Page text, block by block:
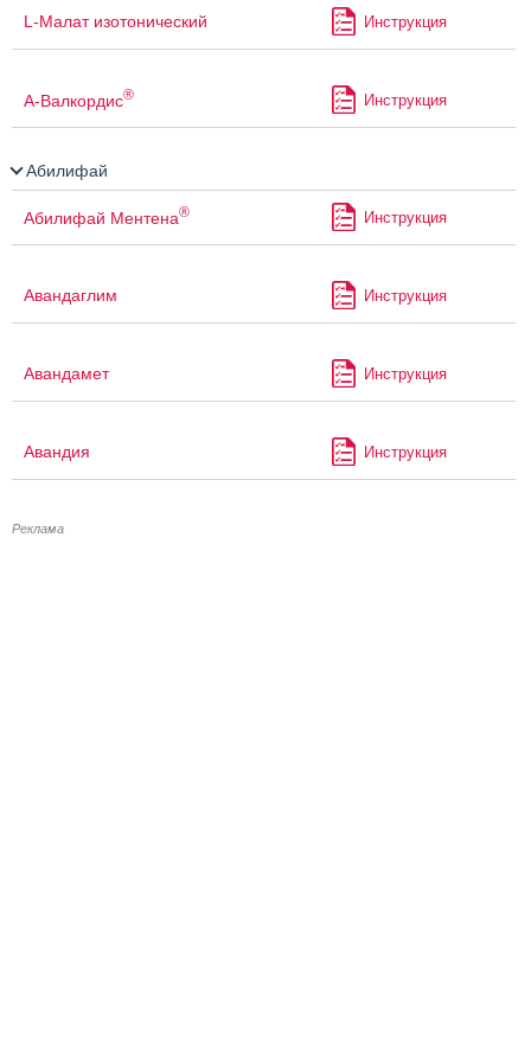
L-Малат изотонический Инструкция
А-Валкордис® Инструкция
Абилифай
Абилифай Ментена® Инструкция
Авандаглим Инструкция
Авандамет Инструкция
Авандия Инструкция
Реклама